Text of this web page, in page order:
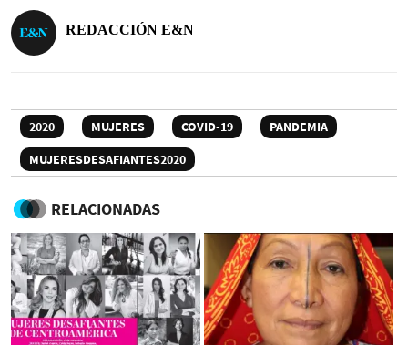
REDACCIÓN E&N
2020 MUJERES COVID-19
PANDEMIA
MUJERESDESAFIANTES2020
RELACIONADAS